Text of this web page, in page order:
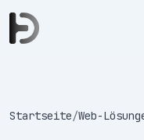
Startseite/Web-